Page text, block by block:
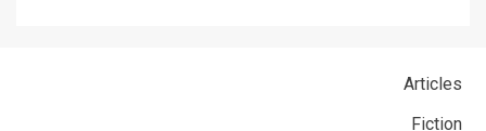
Articles
Fiction